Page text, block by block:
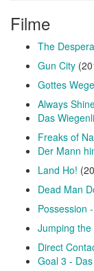
Filme
The
Gun City
Gottes
Always
Das
Freaks of
Der Mann
Land Ho!
Dead Man
Possession
Jumping the
Direct
Goal 3 -